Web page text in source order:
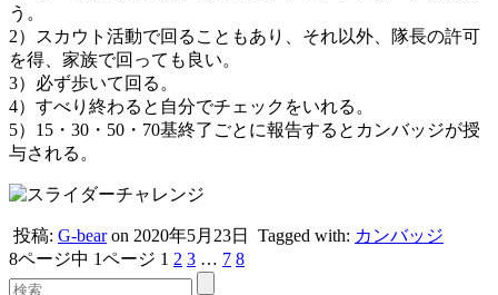
う。
2）スカウト活動で回ることもあり、それ以外、隊長の許可
を得、家族で回っても良い。
3）必ず歩いて回る。
4）すべり終わると自分でチェックをいれる。
5）15・30・50・70基終了ごとに報告するとカンバッジが授
与される。
投稿: G-bearon 2020年5月23日 Tagged with: カンバッジ
8ページ中 1ページ 1 2 3 … 7 8